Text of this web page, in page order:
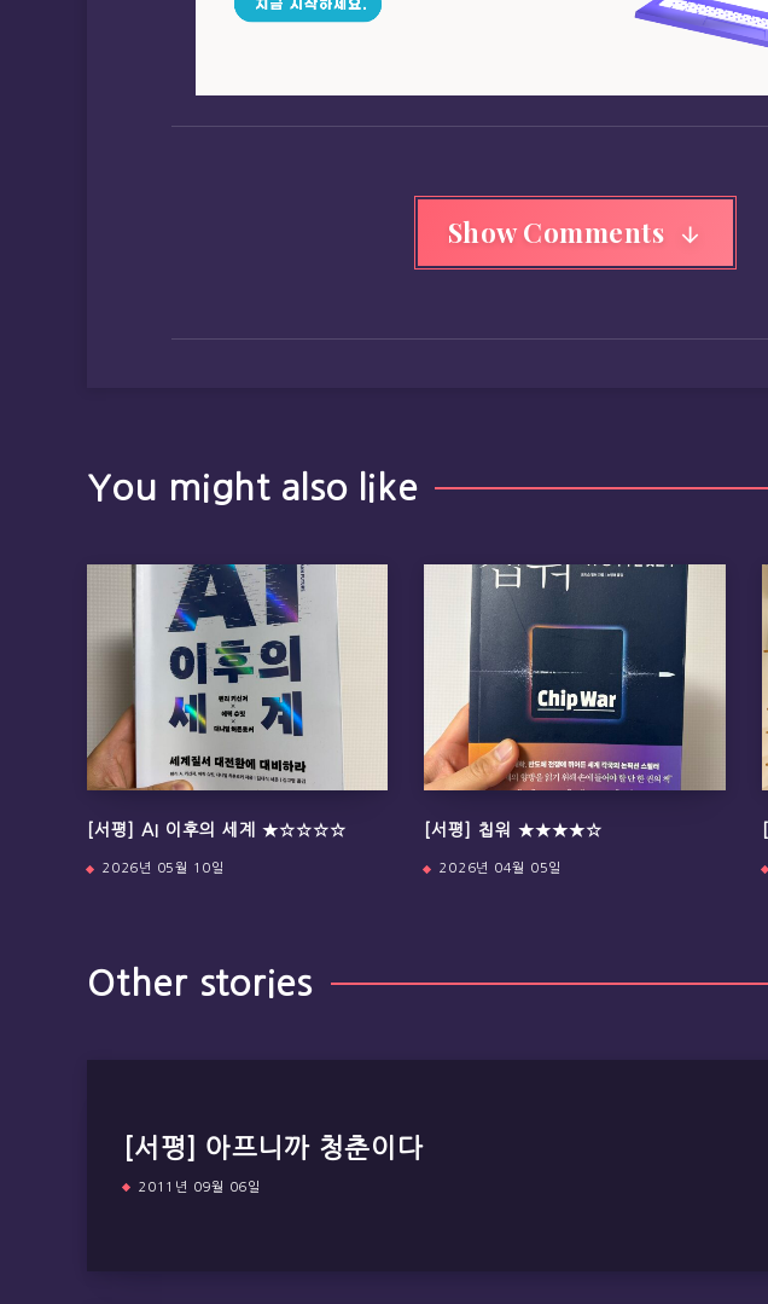
Show Comments
You might also like
[서평] AI 이후의 세계 ★☆☆☆☆
2026년 05월 10일
[서평] 칩워 ★★★★☆
2026년 04월 05일
Other stories
[서평] 아프니까 청춘이다
2011년 09월 06일